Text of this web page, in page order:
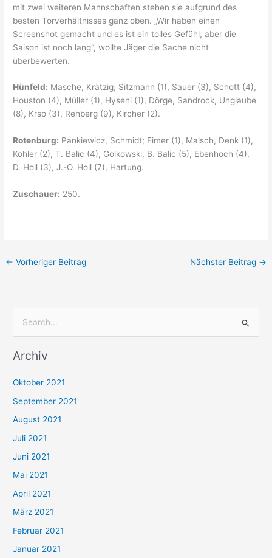
mit zwei weiteren Mannschaften stehen sie aufgrund des
besten Torverhältnisses ganz oben. „Wir haben einen
Screenshot gemacht und es ist ein tolles Gefühl, aber die
Saison ist noch lang“, wollte Jäger die Sache nicht
überbewerten.
Hünfeld: Masche, Krätzig; Sitzmann (1), Sauer (3), Schott (4),
Houston (4), Müller (1), Hyseni (1), Dörge, Sandrock, Unglaube
(8), Krso (3), Rehberg (9), Kircher (2).
Rotenburg: Pankiewicz, Schmidt; Eimer (1), Malsch, Denk (1),
Köhler (2), T. Balic (4), Golkowski, B. Balic (5), Ebenhoch (4),
D. Holl (3), J.-O. Holl (7), Hartung.
Zuschauer: 250.
← Vorheriger Beitrag Nächster Beitrag →
c
n
n
a
c
h
:
Archiv
Oktober 2021
September 2021
August 2021
Juli 2021
Juni 2021
Mai 2021
April 2021
März 2021
Februar 2021
Januar 2021